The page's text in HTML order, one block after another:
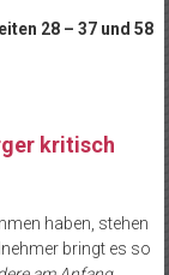
28 – 37 und 58
kritisch
haben, stehen
bringt es so